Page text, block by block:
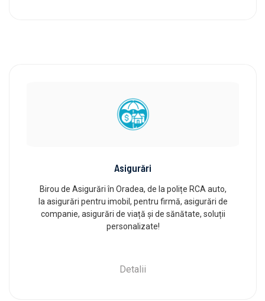
Asigurări
Birou de Asigurări în Oradea, de la polițe RCA auto,
la asigurări pentru imobil, pentru firmă, asigurări de
companie, asigurări de viață și de sănătate, soluții
personalizate!
Detalii